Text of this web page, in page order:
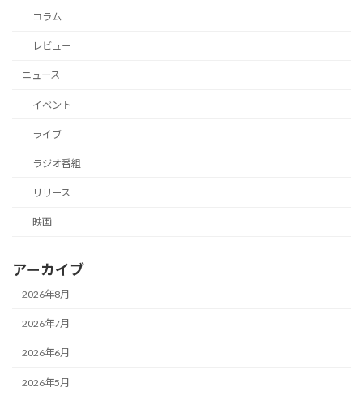
コラム
レビュー
ニュース
イベント
ライブ
ラジオ番組
リリース
映画
アーカイブ
2026年8月
2026年7月
2026年6月
2026年5月